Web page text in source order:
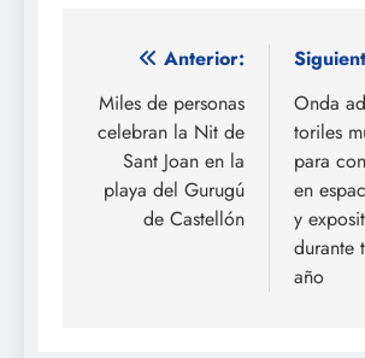
Navegación
de
entradas
Anterior:
Miles de personas
celebran la Nit de
Sant Joan en la
playa del Gurugú
de Castellón
Onda
toriles
para
en
y
durante
año